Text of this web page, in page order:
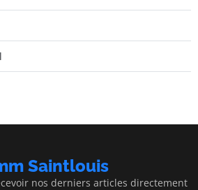
Saintlouis
nos derniers articles directement